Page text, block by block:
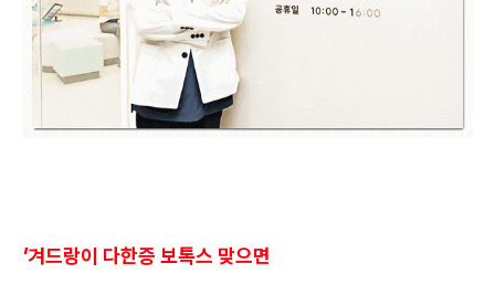
'겨드랑이 다한증 보톡스 맞으면